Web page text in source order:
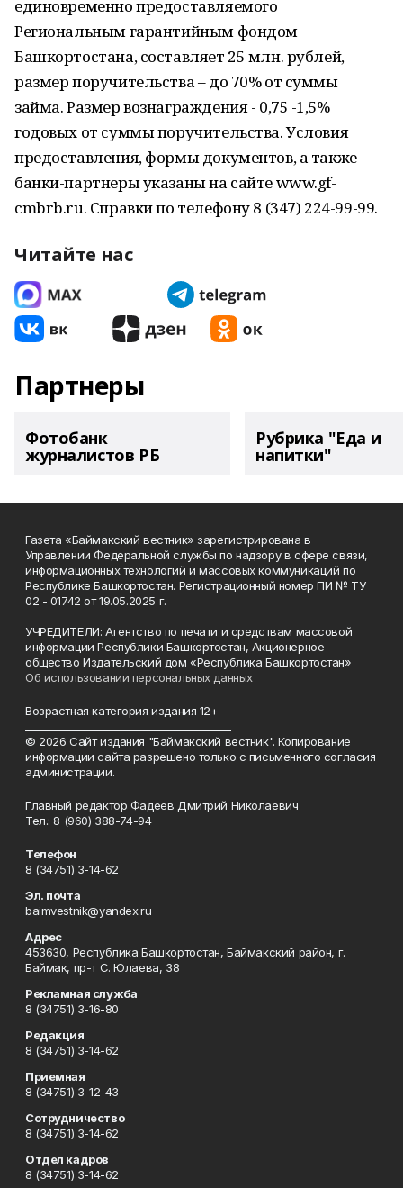
единовременно предоставляемого
Региональным гарантийным фондом
Башкортостана, составляет 25 млн. рублей,
размер поручительства – до 70% от суммы
займа. Размер вознаграждения - 0,75 -1,5%
годовых от суммы поручительства. Условия
предоставления, формы документов, а также
банки-партнеры указаны на сайте www.gf-
cmbrb.ru. Справки по телефону 8 (347) 224-99-99.
Читайте нас
Партнеры
Фотобанк
журналистов РБ
Рубрика "Еда и
напитки"
Газета «Баймакский вестник» зарегистрирована в
Управлении Федеральной службы по надзору в сфере связи,
информационных технологий и массовых коммуникаций по
Республике Башкортостан. Регистрационный номер ПИ № ТУ
02 - 01742 от 19.05.2025 г.
УЧРЕДИТЕЛИ: Агентство по печати и средствам массовой
информации Республики Башкортостан, Акционерное
общество Издательский дом «Республика Башкортостан»
Об использовании персональных данных
Возрастная категория издания 12+
© 2026 Сайт издания "Баймакский вестник". Копирование
информации сайта разрешено только с письменного согласия
администрации.
Главный редактор Фадеев Дмитрий Николаевич
Тел.: 8 (960) 388-74-94
Телефон
8 (34751) 3-14-62
Эл. почта
baimvestnik@yandex.ru
Адрес
453630, Республика Башкортостан, Баймакский район, г.
Баймак, пр-т С. Юлаева, 38
Рекламная служба
8 (34751) 3-16-80
Редакция
8 (34751) 3-14-62
Приемная
8 (34751) 3-12-43
Сотрудничество
8 (34751) 3-14-62
Отдел кадров
8 (34751) 3-14-62